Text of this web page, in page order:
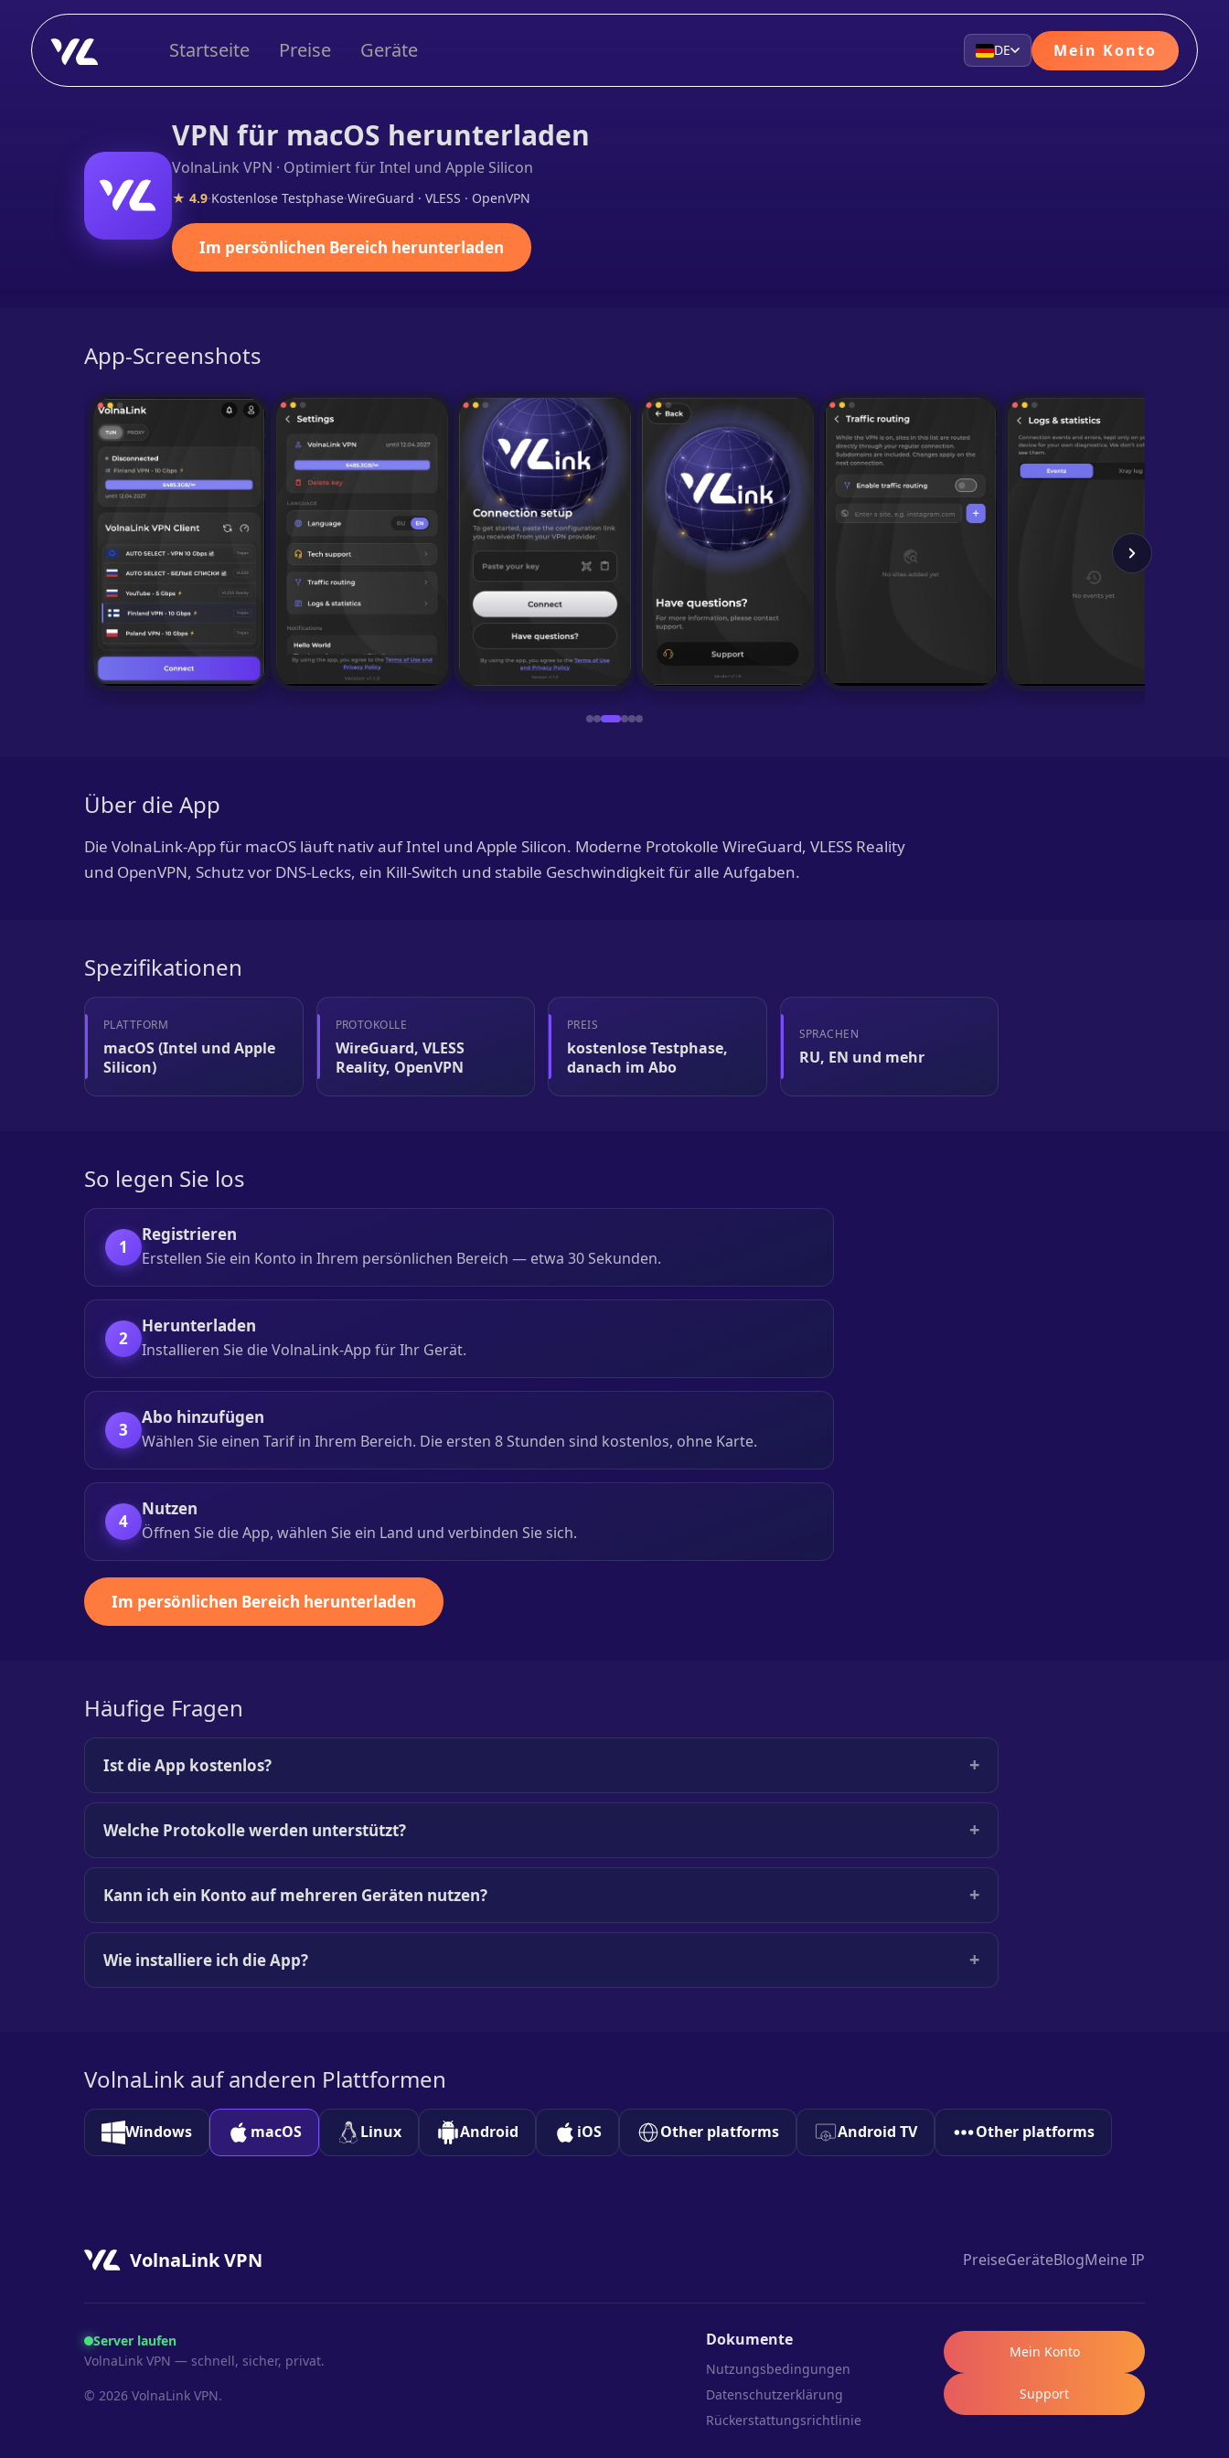
Startseite Preise Geräte DE Mein Konto
VPN für macOS herunterladen
VolnaLink VPN · Optimiert für Intel und Apple Silicon
★ 4.9·Kostenlose Testphase·WireGuard · VLESS · OpenVPN
Im persönlichen Bereich herunterladen
App-Screenshots
Über die App
Die VolnaLink-App für macOS läuft nativ auf Intel und Apple Silicon. Moderne Protokolle WireGuard, VLESS Reality
und OpenVPN, Schutz vor DNS-Lecks, ein Kill-Switch und stabile Geschwindigkeit für alle Aufgaben.
Spezifikationen
PLATTFORM
macOS (Intel und Apple
Silicon)
PROTOKOLLE
WireGuard, VLESS
Reality, OpenVPN
PREIS
kostenlose Testphase,
danach im Abo
SPRACHEN
RU, EN und mehr
So legen Sie los
1
Registrieren
Erstellen Sie ein Konto in Ihrem persönlichen Bereich — etwa 30 Sekunden.
2
Herunterladen
Installieren Sie die VolnaLink-App für Ihr Gerät.
3
Abo hinzufügen
Wählen Sie einen Tarif in Ihrem Bereich. Die ersten 8 Stunden sind kostenlos, ohne Karte.
4
Nutzen
Öffnen Sie die App, wählen Sie ein Land und verbinden Sie sich.
Im persönlichen Bereich herunterladen
Häufige Fragen
Ist die App kostenlos? +
Welche Protokolle werden unterstützt? +
Kann ich ein Konto auf mehreren Geräten nutzen? +
Wie installiere ich die App? +
VolnaLink auf anderen Plattformen
Windows macOS Linux Android iOS Other platforms Android TV Other platforms
VolnaLink VPN PreiseGeräteBlogMeine IP
Server laufen
VolnaLink VPN — schnell, sicher, privat.
© 2026 VolnaLink VPN.
Dokumente
Nutzungsbedingungen
Datenschutzerklärung
Rückerstattungsrichtlinie
Mein Konto
Support